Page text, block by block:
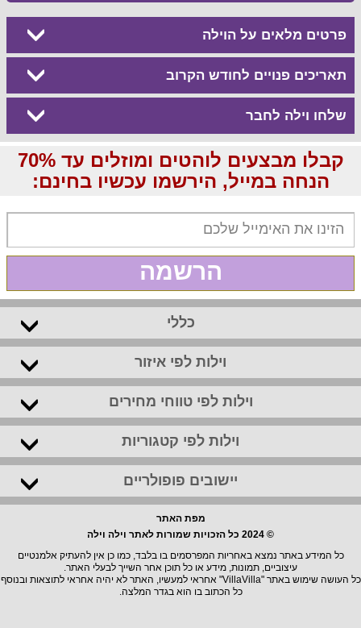
פרטים מלאים על הוילה
תאריכים פנויים לחודש הקרוב
שלחו וילה לחבר
קבלו מבצעים לוהטים ומוזלים עד 70%
הנחה במייל, הירשמו עכשיו בחינם:
הרשמה
כללי
וילות לפי איזור
וילות לפי טווחי מחירים
וילות לפי קטגוריות
יישובים פופולריים
מפת האתר
© 2024 כל הזכויות שמורות לאתר וילה וילה
כל המידע באתר נמצא באחריות המפרסמים בו בלבד, כמו כן אין להעתיק אלמנטיים
עיצוביים, תמונות, מידע או כל תוכן אחר השייך לבעלי האתר.
כל העושה שימוש באתר "VillaVilla" אחראי למעשיו, האתר לא יהיה אחראי לתוצאות ובנוסף
כל הכתוב בו הוא בגדר המלצה.